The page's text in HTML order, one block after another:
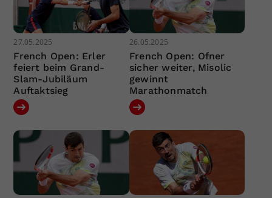
27.05.2025
French Open: Erler
feiert beim Grand-
Slam-Jubiläum
Auftaktsieg
26.05.2025
French Open: Ofner
sicher weiter, Misolic
gewinnt
Marathonmatch